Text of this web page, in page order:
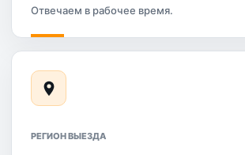
Отвечаем в рабочее время.
РЕГИОН ВЫЕЗДА